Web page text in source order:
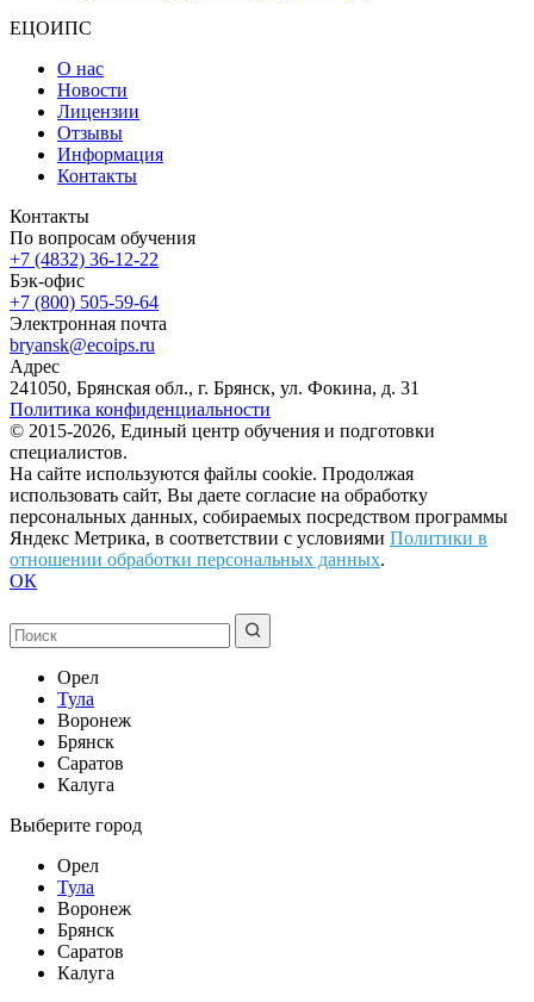
ЕЦОИПС
О нас
Новости
Лицензии
Отзывы
Информация
Контакты
Контакты
По вопросам обучения
+7 (4832) 36-12-22
Бэк-офис
+7 (800) 505-59-64
Электронная почта
bryansk@ecoips.ru
Адрес
241050, Брянская обл., г. Брянск, ул. Фокина, д. 31
Политика конфиденциальности
© 2015-2026, Единый центр обучения и подготовки
специалистов.
На сайте используются файлы cookie. Продолжая
использовать сайт, Вы даете согласие на обработку
персональных данных, собираемых посредством программы
Яндекс Метрика, в соответствии с условиями Политики в
отношении обработки персональных данных.
ОК
Орел
Тула
Воронеж
Брянск
Саратов
Калуга
Выберите город
Орел
Тула
Воронеж
Брянск
Саратов
Калуга